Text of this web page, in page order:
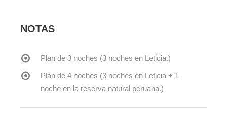
NOTAS
Plan de 3 noches (3 noches en Leticia.)
Plan de 4 noches (3 noches en Leticia + 1
noche en la reserva natural peruana.)